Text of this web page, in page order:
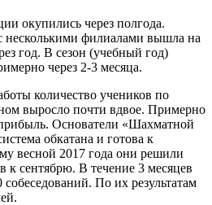
окупились через полгода.
филиалами вышла на
год. В сезон (учебный год)
через 2-3 месяца.
количество учеников по
выросло почти вдвое. Примерно
Основатели «Шахматной
обкатана и готова к
весной 2017 года они решили
к сентябрю. В течение 3 месяцев
По их результатам